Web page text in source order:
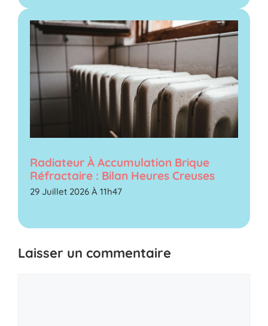
Radiateur À Accumulation Brique
Réfractaire : Bilan Heures Creuses
29 Juillet 2026 À 11h47
Laisser un commentaire